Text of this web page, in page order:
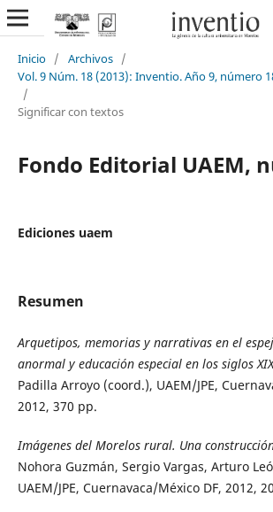
Inicio / Archivos /
Vol. 9 Núm. 18 (2013): Inventio. Año 9, número
/
Significar con textos
Fondo Editorial UAEM,
Ediciones uaem
Resumen
Arquetipos, memorias y narrativas en el
anormal y educación especial en los siglos XIX
Padilla Arroyo (coord.), UAEM/JPE,
2012, 370 pp.
Imágenes del Morelos rural. Una
Nohora Guzmán, Sergio Vargas, Arturo
UAEM/JPE, Cuernavaca/México DF, 2012,